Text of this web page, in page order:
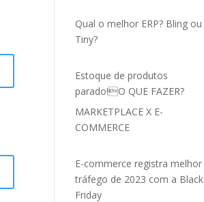
Qual o melhor ERP? Bling ou
Tiny?
Estoque de produtos
parado!O QUE FAZER?
MARKETPLACE X E-
COMMERCE
E-commerce registra melhor
tráfego de 2023 com a Black
Friday